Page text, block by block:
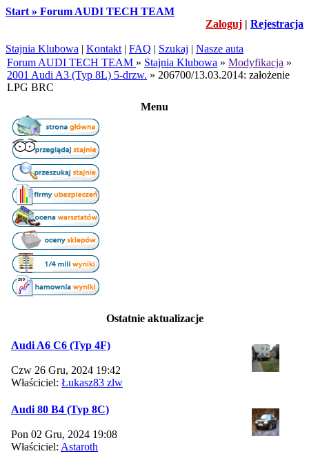
Start » Forum AUDI TECH TEAM
Zaloguj | Rejestracja
Stajnia Klubowa | Kontakt | FAQ | Szukaj | Nasze auta
Forum AUDI TECH TEAM » Stajnia Klubowa » Modyfikacja »
2001 Audi A3 (Typ 8L) 5-drzw. » 206700/13.03.2014: założenie
LPG BRC
Menu
Ostatnie aktualizacje
Audi A6 C6 (Typ 4F)
Czw 26 Gru, 2024 19:42
Właściciel: Łukasz83 zlw
Audi 80 B4 (Typ 8C)
Pon 02 Gru, 2024 19:08
Właściciel: Astaroth